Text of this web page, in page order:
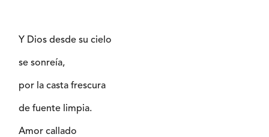
Y Dios desde su cielo
se sonreía,
por la casta frescura
de fuente limpia.
Amor callado